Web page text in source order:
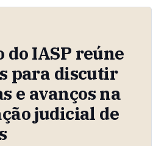
do IASP reúne
para discutir
e avanços na
judicial de